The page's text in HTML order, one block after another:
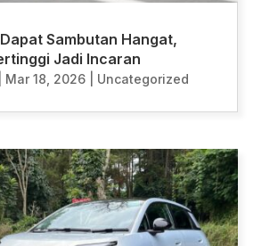
Sambutan Hangat,
Jadi Incaran
Mar 18, 2026| Uncategorized